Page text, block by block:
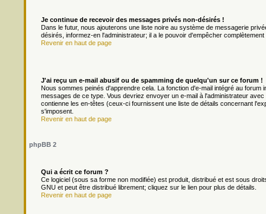
Je continue de recevoir des messages privés non-désirés !
Dans le futur, nous ajouterons une liste noire au système de messagerie
désirés, informez-en l'administrateur; il a le pouvoir d'empêcher
Revenir en haut de page
J'ai reçu un e-mail abusif ou de spamming de quelqu'un sur ce forum !
Nous sommes peinés d'apprendre cela. La fonction d'e-mail intégré au
messages de ce type. Vous devriez envoyer un e-mail à l'administrateur
contienne les en-têtes (ceux-ci fournissent une liste de détails concernant
s'imposent.
Revenir en haut de page
phpBB 2
Qui a écrit ce forum ?
Ce logiciel (sous sa forme non modifiée) est produit, distribué et est sous
GNU et peut être distribué librement; cliquez sur le lien pour plus de détails.
Revenir en haut de page